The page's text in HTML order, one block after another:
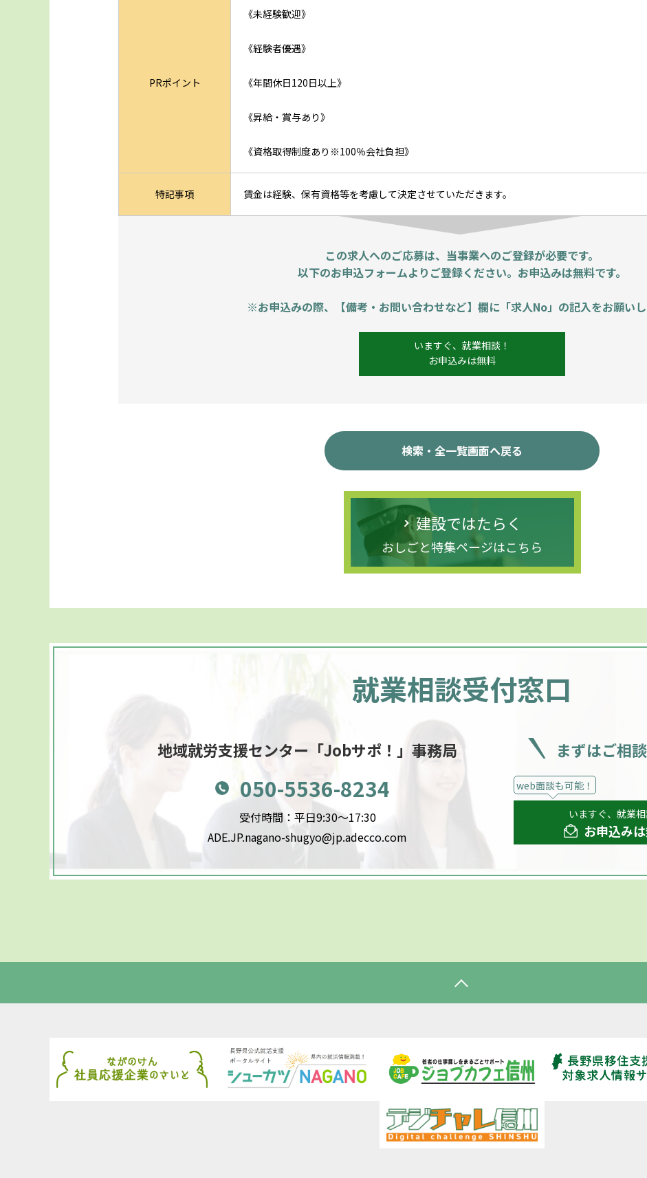
PRポイント
《未経験歓迎》
《経験者優遇》
《年間休日120日以上》
《昇給・賞与あり》
《資格取得制度あり※100％会社負担》
特記事項 賃金は経験、保有資格等を考慮して決定させていただきます。
この求人へのご応募は、当事業へのご登録が必要です。
以下のお申込フォームよりご登録ください。お申込みは無料です。
※お申込みの際、【備考・お問い合わせなど】欄に「求人No」の記入をお願いし
いますぐ、就業相談！
お申込みは無料
検索・全一覧画面へ戻る
建設ではたらく
おしごと特集ページはこちら
就業相談受付窓口
地域就労支援センター 「Jobサポ！」事務局
050-5536-8234
受付時間：平日9:30～17:30
ADE.JP.nagano-shugyo@jp.adecco.com
まずはご相
web面談も可能！
いますぐ、就業相
お申込み